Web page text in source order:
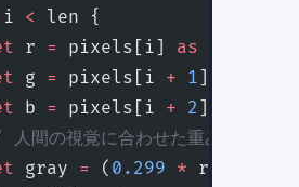
i < len {
r = pixels[i] as
g = pixels[i + 1 ]
b = pixels[i + 2 ]
間の視覚に合わせた重み付き平均
gray = ( 0.299 * r